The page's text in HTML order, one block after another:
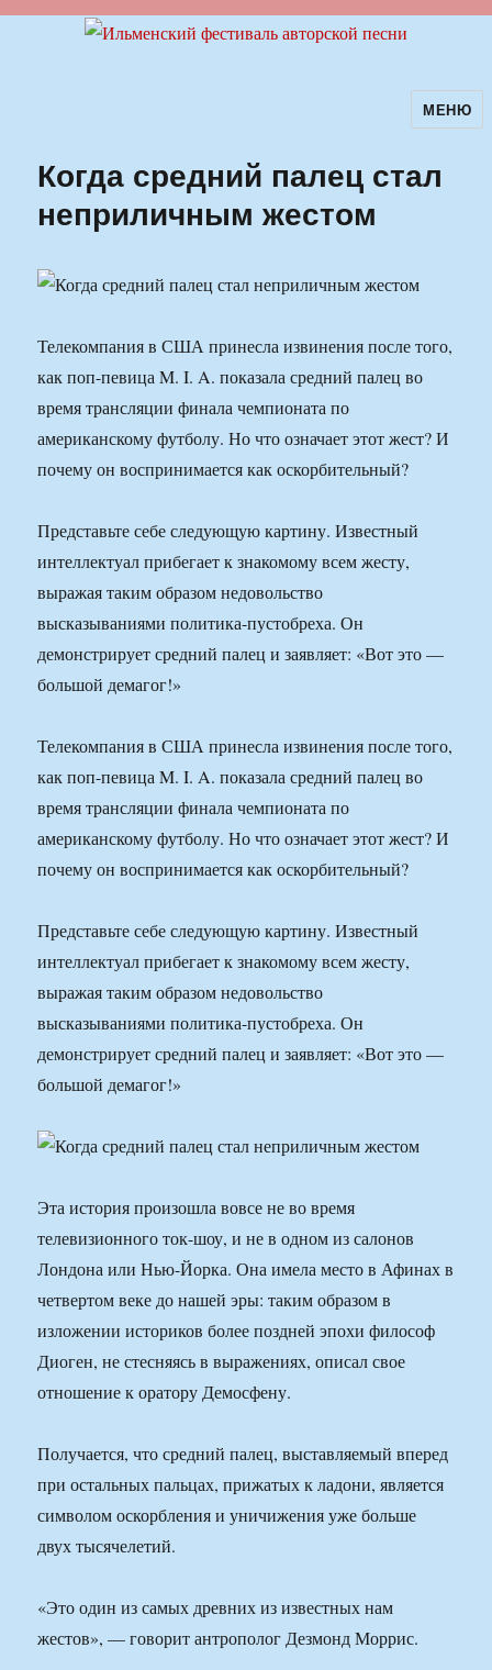
Ильменский фестиваль авторскойМЕНЮ
Когда средний палец стал
неприличным жестом
Телекомпания в США принесла извинения после того,
как поп-певица M. I. A. показала средний палец во
время трансляции финала чемпионата по
американскому футболу. Но что означает этот жест? И
почему он воспринимается как оскорбительный?
Представьте себе следующую картину. Известный
интеллектуал прибегает к знакомому всем жесту,
выражая таким образом недовольство
высказываниями политика-пустобреха. Он
демонстрирует средний палец и заявляет: «Вот это —
большой демагог!»
Телекомпания в США принесла извинения после того,
как поп-певица M. I. A. показала средний палец во
время трансляции финала чемпионата по
американскому футболу. Но что означает этот жест? И
почему он воспринимается как оскорбительный?
Представьте себе следующую картину. Известный
интеллектуал прибегает к знакомому всем жесту,
выражая таким образом недовольство
высказываниями политика-пустобреха. Он
демонстрирует средний палец и заявляет: «Вот это —
большой демагог!»
Эта история произошла вовсе не во время
телевизионного ток-шоу, и не в одном из салонов
Лондона или Нью-Йорка. Она имела место в Афинах в
четвертом веке до нашей эры: таким образом в
изложении историков более поздней эпохи философ
Диоген, не стесняясь в выражениях, описал свое
отношение к оратору Демосфену.
Получается, что средний палец, выставляемый вперед
при остальных пальцах, прижатых к ладони, является
символом оскорбления и уничижения уже больше
двух тысячелетий.
«Это один из самых древних из известных нам
жестов», — говорит антрополог Дезмонд Моррис.